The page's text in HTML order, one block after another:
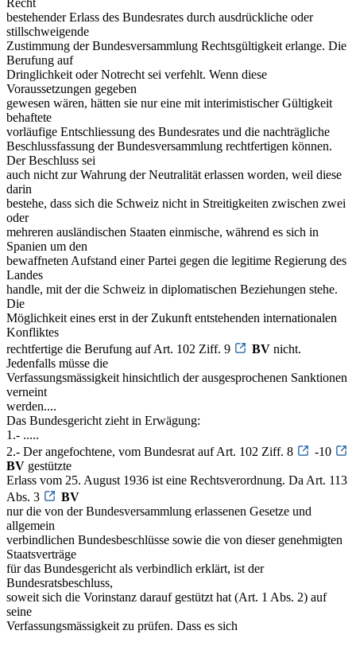
bestehender Erlass des Bundesrates durch ausdrückliche oder
stillschweigende
Zustimmung der Bundesversammlung Rechtsgültigkeit erlange. Die
Berufung auf
Dringlichkeit oder Notrecht sei verfehlt. Wenn diese
Voraussetzungen gegeben
gewesen wären, hätten sie nur eine mit interimistischer Gültigkeit
behaftete
vorläufige Entschliessung des Bundesrates und die nachträgliche
Beschlussfassung der Bundesversammlung rechtfertigen können.
Der Beschluss sei
auch nicht zur Wahrung der Neutralität erlassen worden, weil diese
darin
bestehe, dass sich die Schweiz nicht in Streitigkeiten zwischen zwei
oder
mehreren ausländischen Staaten einmische, während es sich in
Spanien um den
bewaffneten Aufstand einer Partei gegen die legitime Regierung des
Landes
handle, mit der die Schweiz in diplomatischen Beziehungen stehe.
Die
Möglichkeit eines erst in der Zukunft entstehenden internationalen
Konfliktes
rechtfertige die Berufung auf Art. 102 Ziff. 9
BV nicht.
Jedenfalls müsse die
Verfassungsmässigkeit hinsichtlich der ausgesprochenen Sanktionen
verneint
werden....
Das Bundesgericht zieht in Erwägung:
1.- .....
2.- Der angefochtene, vom Bundesrat auf Art. 102 Ziff. 8
-10
BV gestützte
Erlass vom 25. August 1936 ist eine Rechtsverordnung. Da Art. 113
Abs. 3
BV
nur die von der Bundesversammlung erlassenen Gesetze und
allgemein
verbindlichen Bundesbeschlüsse sowie die von dieser genehmigten
Staatsverträge
für das Bundesgericht als verbindlich erklärt, ist der
Bundesratsbeschluss,
soweit sich die Vorinstanz darauf gestützt hat (Art. 1 Abs. 2) auf
seine
Verfassungsmässigkeit zu prüfen. Dass es sich